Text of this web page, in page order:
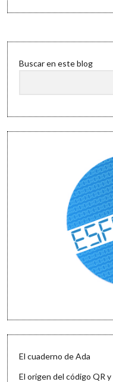
Sidebar
Buscar en este blog
El cuaderno de Ada
El origen del código QR